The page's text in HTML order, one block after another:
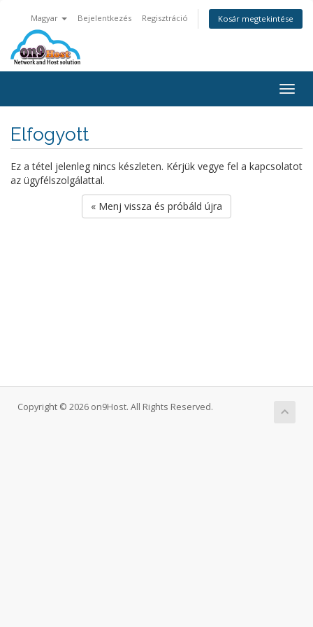
Magyar Bejelentkezés Regisztráció Kosár megtekintése
Elfogyott
Ez a tétel jelenleg nincs készleten. Kérjük vegye fel a kapcsolatot
az ügyfélszolgálattal.
« Menj vissza és próbáld újra
Copyright © 2026 on9Host. All Rights Reserved.